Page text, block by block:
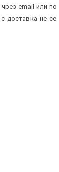
email или по
доставка не се
да бъдат
на куриер.
стока при